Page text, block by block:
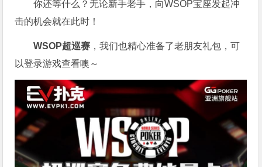
你还等什么？无论新手老手，向WSOP宝座发起冲
击的机会就在此时！
WSOP超巡赛 ，我们也精心准备了老朋友礼包，可
以登录游戏查看噢～